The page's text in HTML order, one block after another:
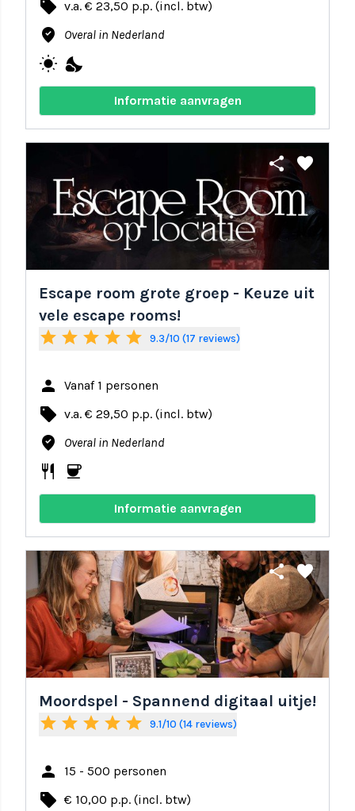
local_offer v.a. € 23,50 p.p. (incl. btw)
where_to_vote Overal in Nederland
wb_sunny nights_stay
Informatie aanvragen
share favorite
Escape room grote groep - Keuze uit
vele escape rooms!
star star star star star 9.3/10 (17 reviews)
person Vanaf 1 personen
local_offer v.a. € 29,50 p.p. (incl. btw)
where_to_vote Overal in Nederland
restaurant coffee
Informatie aanvragen
share favorite
Moordspel - Spannend digitaal uitje!
star star star star star 9.1/10 (14 reviews)
person 15 - 500 personen
local_offer € 10,00 p.p. (incl. btw)